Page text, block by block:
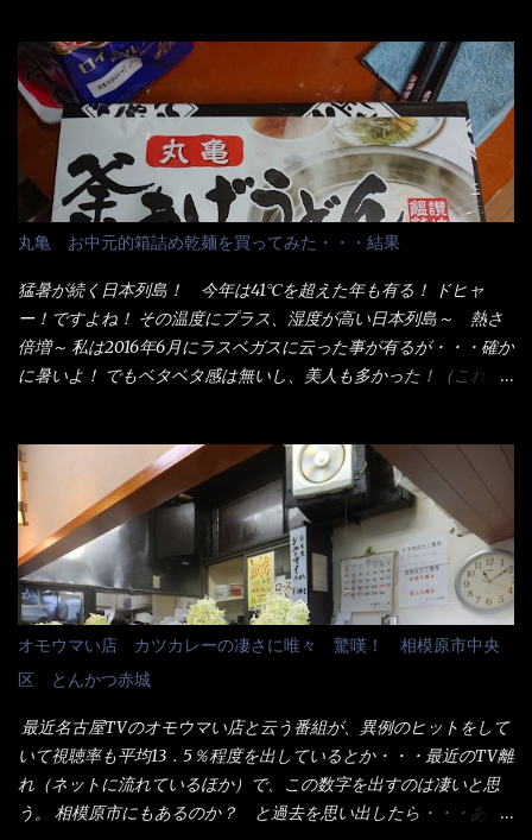
でる～ でもコレって食べきるまで湯に浸かっているわけで、最
初と最後では麺の固さというかコシが違う！ だったら湯なんか要
らないじゃん！ 茹で上げ直後の麺だけいいよ！となるでしょ
う。 事前にググって調べたら、やっぱり＜湯無し＞注文は、裏注
文方法としてあるらしい。 それと店員によっては、理解出来ない
者も居るらしい云う事。 そこでランチ混雑前に、行くのが店への
配慮でもある。 11:20 店内に入り・・・『釜揚げうどん得を湯ナ
シで！』と注文したら、近場にいたオッサン店員はキョトンとし
た顔『湯なし？』（これだ全く理解していないな） すると茹で方
の若い女性店員が『いい！いい！！』とオッサンを向こうへやっ
た。 でサッサと、木桶を用意してうどんだけ入れて出して来まし
た。 な～るほど、この事か・・・ で今日の2021年後半1回目のサ
＞サイズを食べられるか？である。 前回も、大しか食べていない
からね、得がどれくらいの満腹度になるのか？ この得サイズの木
桶は、銭湯で使う洗い桶サイズだなぁ～ この木桶サイズに、満々
と湯が注がれていたら食べ進むうちに、麺が伸びてしまうだろ
う。 これなら茹で上がった直後のままで、食べ進められるじゃな
いか！ 別皿で、葱と天かすを満タンに用意して、山葵も2つ。 そ
れに湯が無い利点として、汁が薄まらない！ これだよ、こ
れ！！ 湯があると、うどんと共に汁の方へ湯までも入ってしま
う。つまりラーメンの麺にスープが絡む現象ですな。 結局、伸び
しました。 腹イッパイだけど、得サイズは全てお腹の中へ収まっ
たし満足達成度100％ 苦しいと云う事も無いな！ まだ鶏天1個位
は入りそうだね。 と云う事で、今回＜釜揚げうどんの湯無し＞を
試したら、確...
丸亀 お中元的箱詰め乾麺を買ってみた・・・結果
猛暑が続く日本列島！ 今年は41℃を超えた年も有る！ ドヒャ
ー！ですよね！ その温度にプラス、湿度が高い日本列島～ 熱さ
倍増～ 私は2016年6月にラスベガスに云った事が有るが・・・確か
に暑いよ！ でもベタベタ感は無いし、美人も多かった！（これは
中元は、丁度お盆の夏場に日頃お世話になっている方への＜ご挨
拶＞としての贈り物の習慣です。 今では、大分廃れてしまってい
るかと・・・小生もお中元やお歳暮など送った事は無い！（キッ
パリ） まぁ～この慣習が残っているのは、官公庁や超大手企業戦
士（昇進目的）などの世界でしょう。 要は、ゴマスリ・・・てな
感じかな。 丸亀製麺と云えば、大阪誕生→全国区（北海道と沖縄
は？）へ広がった、讃岐饂飩チェーン店大手といっても過言では
無いでしょう。 各店舗で、毎日饂飩を打っているので饂飩好きの
方には店舗に寄って違う！と云う人も居るらしい・・ そんな大手
讃岐饂飩チェーン店と関係があるのか？ 箱詰め乾麺！ このパッ
ケージからすれば、間違いなく贈答用目的でしょう。 そんな贈答
用箱詰め饂飩・・・またもやメガドンキで発見し購入！ 中身は、
この様な状態です。 乾麺の束が6束／一パックになっており、それ
オモウマい店 カツカレーの凄さに唯々 驚嘆！ 相模原市中央
区 とんかつ赤城
最近名古屋TVのオモウマい店と云う番組が、異例のヒットをして
いて視聴率も平均13．5％程度を出しているとか・・・最近のTV離
れ（ネットに流れているほか）で、この数字を出すのは凄いと思
う。 相模原市にもあるのか？ と過去を思い出したら・・・あっ